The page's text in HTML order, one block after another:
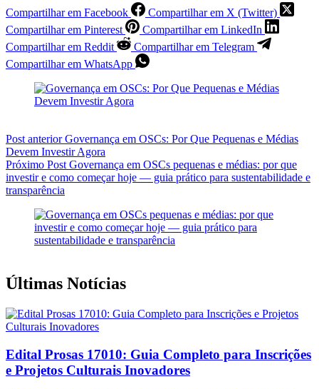
Compartilhar em Facebook
Compartilhar em X (Twitter)
Compartilhar em Pinterest
Compartilhar em LinkedIn
Compartilhar em Reddit
Compartilhar em Telegram
Compartilhar em WhatsApp
Post anteriorGovernança em OSCs: Por Que Pequenas e Médias
Devem Investir Agora
Próximo Post Governança em OSCs pequenas e médias: por que
investir e como começar hoje — guia prático para sustentabilidade e
transparência
Últimas Notícias
Edital Prosas 17010: Guia Completo para Inscrições
e Projetos Culturais Inovadores